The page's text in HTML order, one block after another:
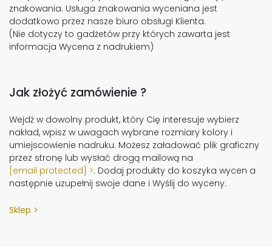
znakowania. Usługa znakowania wyceniana jest
dodatkowo przez nasze biuro obsługi Klienta.
(Nie dotyczy to gadżetów przy których zawarta jest
informacja Wycena z nadrukiem)
Jak złożyć zamówienie ?
Wejdź w dowolny produkt, który Cię interesuje wybierz
nakład, wpisz w uwagach wybrane rozmiary kolory i
umiejscowienie nadruku. Możesz załadować plik graficzny
przez stronę lub wysłać drogą mailową na
[email protected]
. Dodaj produkty do koszyka wycen a
następnie uzupełnij swoje dane i Wyślij do wyceny.
Sklep